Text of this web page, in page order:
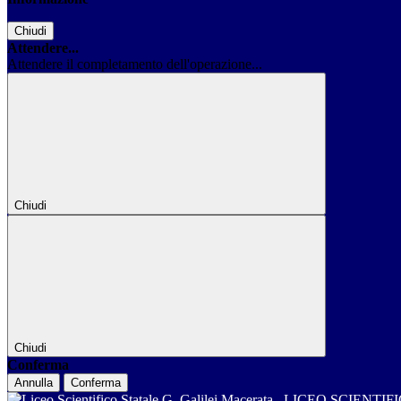
Chiudi
Attendere...
Attendere il completamento dell'operazione...
Chiudi
Chiudi
Conferma
Annulla Conferma